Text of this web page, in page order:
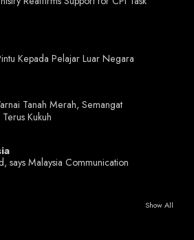
Kepada Pelajar Luar Negara
Tanah Merah, Semangat
Kukuh
says Malaysia Communication
Show All